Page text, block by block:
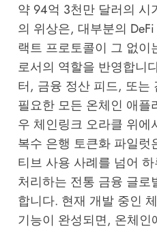
약 94억 3천만 달러의 시
의 위상은, 대부분의
랙트 프로토콜이 그 없
로서의 역할을 반영합니
터, 금융 정산 피드, 또는
필요한 모든 온체인 애플
우 체인링크 오라클 위
복수 은행 토큰화 파일럿
티브 사용 사례를 넘어
처리하는 전통 금융 글
합니다. 현재 개발 중인
기능이 완성되면, 온체인